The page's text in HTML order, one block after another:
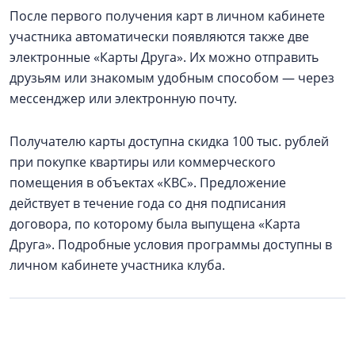
После первого получения карт в личном кабинете
участника автоматически появляются также две
электронные «Карты Друга». Их можно отправить
друзьям или знакомым удобным способом — через
мессенджер или электронную почту.
Получателю карты доступна скидка 100 тыс. рублей
при покупке квартиры или коммерческого
помещения в объектах «КВС». Предложение
действует в течение года со дня подписания
договора, по которому была выпущена «Карта
Друга». Подробные условия программы доступны в
личном кабинете участника клуба.